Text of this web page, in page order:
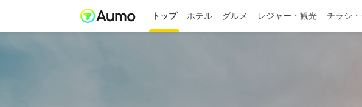
トップ ホテル グルメ レジャー・観光 チラシ